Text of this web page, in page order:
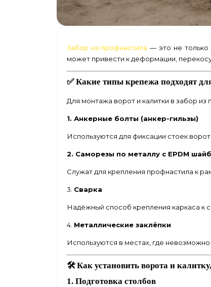
Забор из профнастила — это не только
может привести к деформации,
✅ Какие типы крепежа подходят
Для монтажа ворот и калитки в забор
1. Анкерные болты (анкер-гильзы)
Используются для фиксации стоек
2. Саморезы по металлу с EPDM
Служат для крепления профнастила к
3. Сварка
Надёжный способ крепления каркаса к
4. Металлические заклёпки
Используются в местах, где
🛠 Как установить ворота и
1. Подготовка столбов